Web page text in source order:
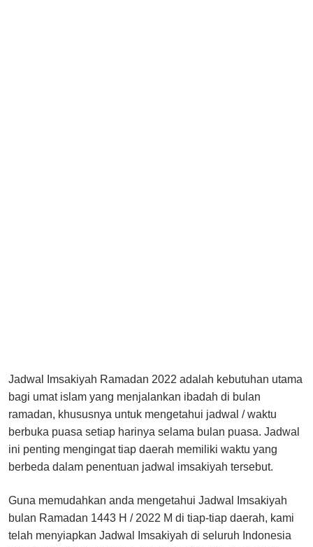
Jadwal Imsakiyah Ramadan 2022 adalah kebutuhan utama
bagi umat islam yang menjalankan ibadah di bulan
ramadan, khususnya untuk mengetahui jadwal / waktu
berbuka puasa setiap harinya selama bulan puasa. Jadwal
ini penting mengingat tiap daerah memiliki waktu yang
berbeda dalam penentuan jadwal imsakiyah tersebut.
Guna memudahkan anda mengetahui Jadwal Imsakiyah
bulan Ramadan 1443 H / 2022 M di tiap-tiap daerah, kami
telah menyiapkan Jadwal Imsakiyah di seluruh Indonesia